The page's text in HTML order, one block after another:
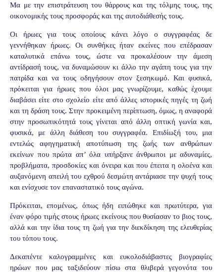
Μα με την επιστράτευση του θάρρους και της τόλμης τους, της
οικονομικής τους προσφοράς και της αυτοδιάθεσής τους.
Οι ήρωες για τους οποίους κάνει λόγο ο συγγραφέας δε
γεννήθηκαν ήρωες. Οι συνθήκες ήταν εκείνες που επέδρασαν
καταλυτικά επάνω τους, ώστε να προκαλέσουν την άμεση
αντίδρασή τους, να δυναμώσουν κι άλλο την αγάπη τους για την
πατρίδα και να τους οδηγήσουν στον ξεσηκωμό. Και φυσικά,
πρόκειται για ήρωες που όλοι μας γνωρίζουμε, καθώς έχουμε
διαβάσει είτε στο σχολείο είτε από άλλες ιστορικές πηγές τη ζωή
και τη δράση τους. Στην προκειμένη περίπτωση, όμως, η αναφορά
στην προσωπικότητά τους γίνεται από άλλη οπτική γωνία και,
φυσικά, με άλλη διάθεση του συγγραφέα. Επιδίωξή του, μια
εντελώς αφηγηματική αποτύπωση της ζωής των ανθρώπων
εκείνων που πρώτα απ’ όλα υπήρξανε άνθρωποι με αδυναμίες,
προβλήματα, προσδοκίες και όνειρα και που έπειτα η ολοένα και
αυξανόμενη απειλή του εχθρού δεσμώτη αντάριασε την ψυχή τους
και ενίσχυσε τον επαναστατικό τους αγώνα.
Πρόκειται, επομένως, όπως ήδη ειπώθηκε και πρωτύτερα, για
έναν φόρο τιμής στους ήρωες εκείνους που θυσίασαν το βιος τους,
αλλά και την ίδια τους τη ζωή για την διεκδίκηση της ελευθερίας
του τόπου τους.
Δεκαπέντε καλογραμμένες και ευκολοδιάβαστες βιογραφίες
ηρώων που μας ταξιδεύουν πίσω στα θλιβερά γεγονότα του